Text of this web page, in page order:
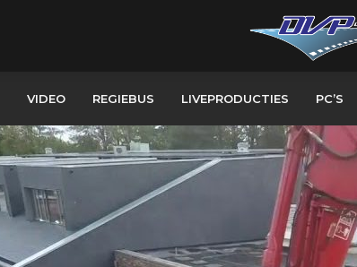
VIDEO REGIEBUS LIVEPRODUCTIES PC’S